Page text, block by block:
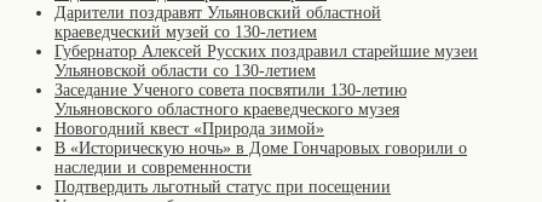
Дарители поздравят Ульяновский областной
краеведческий музей со 130-летием
Губернатор Алексей Русских поздравил старейшие музеи
Ульяновской области со 130-летием
Заседание Ученого совета посвятили 130-летию
Ульяновского областного краеведческого музея
Новогодний квест «Природа зимой»
В «Историческую ночь» в Доме Гончаровых говорили о
наследии и современности
Подтвердить льготный статус при посещении